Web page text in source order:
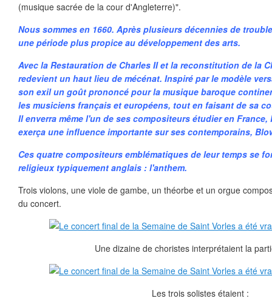
(musique sacrée de la cour d'Angleterre)".
Nous sommes en 1660. Après plusieurs décennies de
une période plus propice au développement des arts.
Avec la Restauration de Charles II et la reconstitution de la
redevient un haut lieu de mécénat. Inspiré par le modèle
son exil un goût prononcé pour la musique baroque
les musiciens français et européens, tout en faisant de sa
Il enverra même l'un de ses compositeurs étudier en France,
exerça une influence importante sur ses contemporains,
Ces quatre compositeurs emblématiques de leur temps se
religieux typiquement anglais : l'anthem.
Trois violons, une viole de gambe, un théorbe et un orgue
du concert.
Une dizaine de choristes interprétaient la
Les trois solistes étaient :